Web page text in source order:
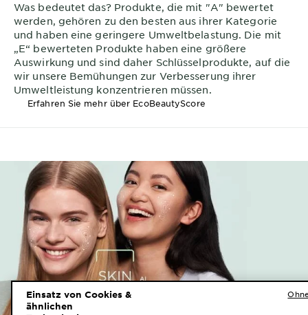
Was bedeutet das?Produkte, die mit "A" bewertet
werden, gehören zu den besten aus ihrer Kategorie
und haben eine geringere Umweltbelastung. Die mit
„E“ bewerteten Produkte haben eine größere
Auswirkung und sind daher Schlüsselprodukte, auf die
wir unsere Bemühungen zur Verbesserung ihrer
Umweltleistung konzentrieren müssen.
Erfahren Sie mehr über EcoBeautyScore
Einsatz von Cookies &
ähnlichen